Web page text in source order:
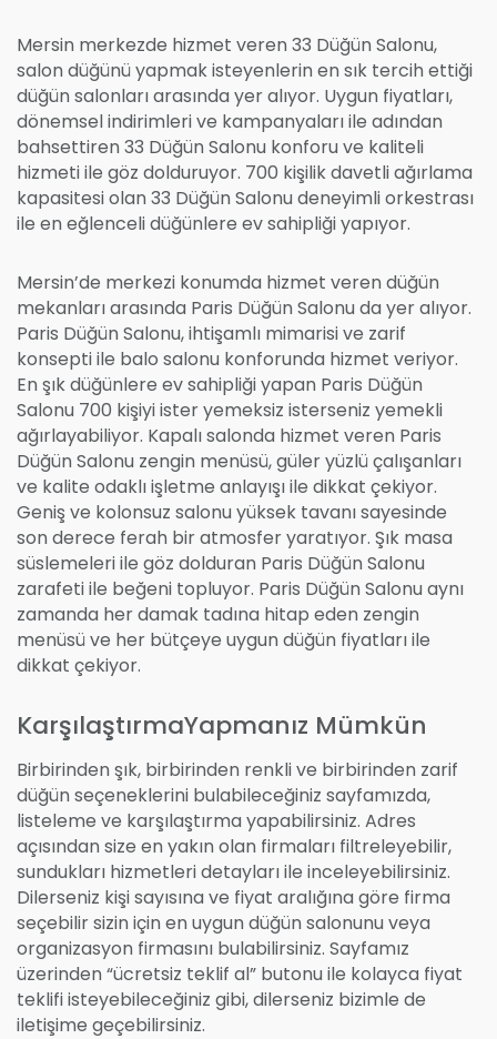
Mersin merkezde hizmet veren 33 Düğün Salonu,
salon düğünü yapmak isteyenlerin en sık tercih ettiği
düğün salonları arasında yer alıyor. Uygun fiyatları,
dönemsel indirimleri ve kampanyaları ile adından
bahsettiren 33 Düğün Salonu konforu ve kaliteli
hizmeti ile göz dolduruyor. 700 kişilik davetli ağırlama
kapasitesi olan 33 Düğün Salonu deneyimli orkestrası
ile en eğlenceli düğünlere ev sahipliği yapıyor.
Mersin’de merkezi konumda hizmet veren düğün
mekanları arasında Paris Düğün Salonu da yer alıyor.
Paris Düğün Salonu, ihtişamlı mimarisi ve zarif
konsepti ile balo salonu konforunda hizmet veriyor.
En şık düğünlere ev sahipliği yapan Paris Düğün
Salonu 700 kişiyi ister yemeksiz isterseniz yemekli
ağırlayabiliyor. Kapalı salonda hizmet veren Paris
Düğün Salonu zengin menüsü, güler yüzlü çalışanları
ve kalite odaklı işletme anlayışı ile dikkat çekiyor.
Geniş ve kolonsuz salonu yüksek tavanı sayesinde
son derece ferah bir atmosfer yaratıyor. Şık masa
süslemeleri ile göz dolduran Paris Düğün Salonu
zarafeti ile beğeni topluyor. Paris Düğün Salonu aynı
zamanda her damak tadına hitap eden zengin
menüsü ve her bütçeye uygun düğün fiyatları ile
dikkat çekiyor.
KarşılaştırmaYapmanız Mümkün
Birbirinden şık, birbirinden renkli ve birbirinden zarif
düğün seçeneklerini bulabileceğiniz sayfamızda,
listeleme ve karşılaştırma yapabilirsiniz. Adres
açısından size en yakın olan firmaları filtreleyebilir,
sundukları hizmetleri detayları ile inceleyebilirsiniz.
Dilerseniz kişi sayısına ve fiyat aralığına göre firma
seçebilir sizin için en uygun düğün salonunu veya
organizasyon firmasını bulabilirsiniz. Sayfamız
üzerinden “ücretsiz teklif al” butonu ile kolayca fiyat
teklifi isteyebileceğiniz gibi, dilerseniz bizimle de
iletişime geçebilirsiniz.